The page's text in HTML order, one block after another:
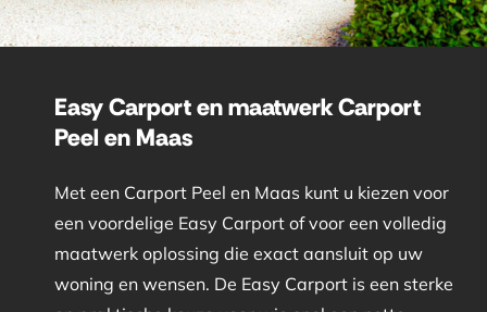
Easy Carport en maatwerk Carport
Peel en Maas
Met een Carport Peel en Maas kunt u kiezen voor
een voordelige Easy Carport of voor een volledig
maatwerk oplossing die exact aansluit op uw
woning en wensen. De Easy Carport is een sterke